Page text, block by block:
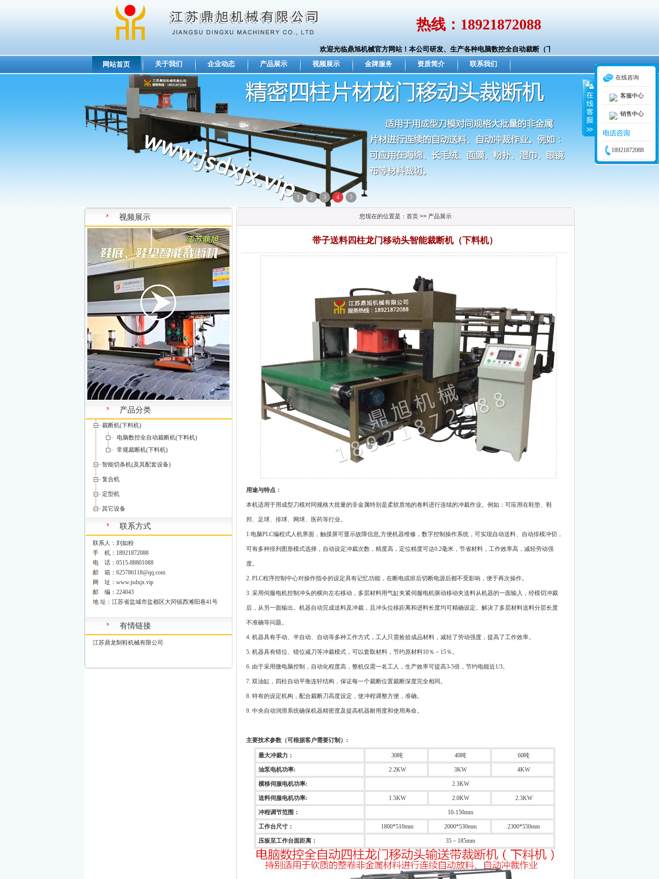
热线：18921872088
欢迎光临鼎旭机械官方网站！本公司研发、生产各种电脑数控全自动裁断（下料）、切条、复合机械。可帮您的
网站首页 关于我们 企业动态 产品展示 视频展示 金牌服务 资质简介 联系我们
1 2 3 4 5
视频展示
产品分类
裁断机(下料机)
电脑数控全自动裁断机(下料机)
常规裁断机(下料机)
智能切条机(及其配套设备)
复合机
定型机
其它设备
联系方式
联系人：刘如粉
手 机：18921872088
电 话：0515-88801088
邮 箱：625786118@qq.com
网 址：www.jsdxjx.vip
邮 编：224043
地 址：江苏省盐城市盐都区大冈镇西滩阳巷41号
有情链接
江苏鼎龙制鞋机械有限公司
您现在的位置是：首页 >> 产品展示
带子送料四柱龙门移动头智能裁断机（下料机）
用途与特点：
本机适用于用成型刀模对同规格大批量的非金属特别是柔软质地的卷料进行连续的冲裁作业。例如：可应用在鞋垫、鞋
邦、足球、排球、网球、医药等行业。
1.电脑PLC编程式人机界面，触摸屏可显示故障信息,方便机器维修，数字控制操作系统，可实现自动送料、自动排模冲切，
可有多种排列图形模式选择，自动设定冲裁次数，精度高，定位精度可达0.2毫米，节省材料，工作效率高，减轻劳动强
度。
2. PLC程序控制中心对操作指令的设定具有记忆功能，在断电或班后切断电源后都不受影响，便于再次操作。
3. 采用伺服电机控制冲头的横向左右移动，多层材料用气缸夹紧伺服电机驱动移动夹送料从机器的一面输入，经模切冲裁
后，从另一面输出。机器自动完成送料及冲裁，且冲头位移距离和进料长度均可精确设定。解决了多层材料送料分层长度
不准确等问题。
4. 机器具有手动、半自动、自动等多种工作方式，工人只需捡拾成品材料，减轻了劳动强度，提高了工作效率。
5. 机器具有错位、错位减刀等冲裁模式，可以套取材料，节约原材料10％－15％。
6. 由于采用微电脑控制，自动化程度高，整机仅需一名工人，生产效率可提高3-5倍，节约电能近1/3。
7. 双油缸，四柱自动平衡连轩结构，保证每一个裁断位置裁断深度完全相同。
8. 特有的设定机构，配合裁断刀高度设定，使冲程调整方便，准确。
9. 中央自动润滑系统确保机器精密度及提高机器耐用度和使用寿命。
主要技术参数 （可根据客户需要订制）:
最大冲裁力： 30吨 40吨 60吨
油泵电机功率: 2.2KW 3KW 4KW
横移伺服电机功率: 2.3KW
送料伺服电机功率: 1.5KW 2.0KW 2.3KW
冲程调节范围： 10-150mm
工作台尺寸： 1800*510mm 2000*530mm 2300*550mm
压板至工作台面距离： 35－185mm
在线咨询
客服中心
销售中心
18921872088